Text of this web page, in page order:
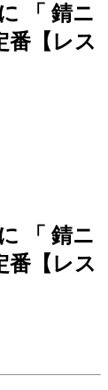
「 錆ニ
番【レス
「 錆ニ
番【レス